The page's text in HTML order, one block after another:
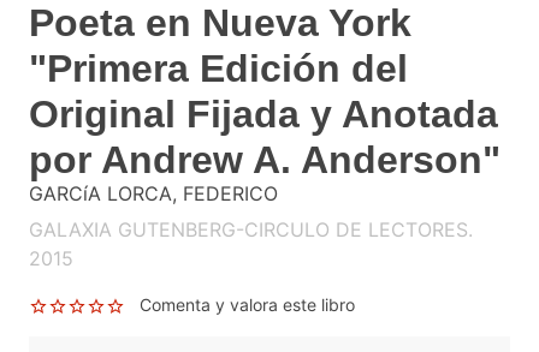
Poeta en Nueva York
"Primera Edición del
Original Fijada y Anotada
por Andrew A. Anderson"
GARCíA LORCA, FEDERICO
GALAXIA GUTENBERG-CIRCULO DE LECTORES.
2015
Comenta y valora este libro